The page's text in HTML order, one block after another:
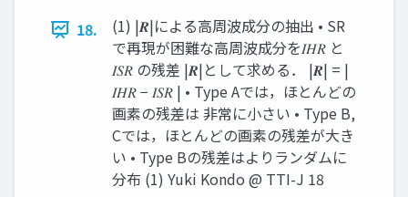
18.
(1) |𝑹|による高周波成分の抽出 • SR
で再現が困難な高周波成分を𝐼𝐻𝑅 と
𝐼𝑆𝑅 の残差 |𝑹|として求める． |𝑹| = |
𝐼𝐻𝑅 − 𝐼𝑆𝑅 | • Type Aでは，ほとんどの
画素の残差は 非常に小さい • Type B,
Cでは，ほとんどの画素の残差が大き
い • Type Bの残差はよりランダムに
分布 (1) Yuki Kondo @ TTI-J 18